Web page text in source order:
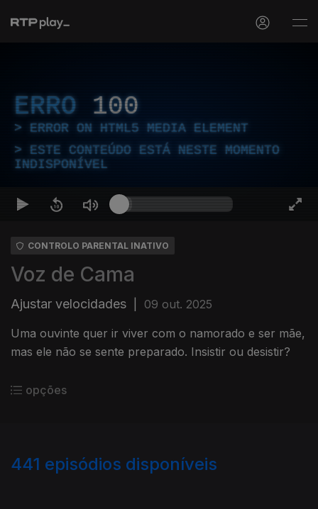
ERRO 100
ERROR ON HTML5 MEDIA ELEMENT
ESTE CONTEÚDO ESTÁ NESTE MOMENTO
INDISPONÍVEL
CONTROLO PARENTAL INATIVO
Voz de Cama
Ajustar velocidades 09 out. 2025
Uma ouvinte quer ir viver com o namorado e ser mãe,
mas ele não se sente preparado. Insistir ou desistir?
opções
441 episódios disponíveis